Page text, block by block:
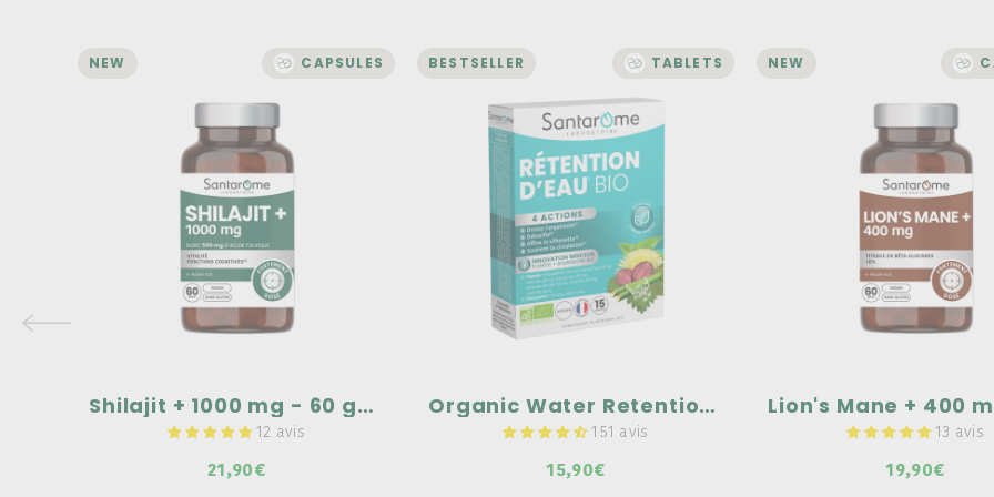
NEW CAPSULES
Shilajit + 1000 mg - 60 gélules
12 avis
21,90€
gélules
Fonction Cognitives
Fortement dosé
BESTSELLER TABLETS
Organic Water Retention - 15 tablets
151 avis
15,90€
Organic Water
Retention - 15 tablets
Give your legs a break!
4 actions on water retention: 1.
Drains, 2. Detoxifies, 3. Refines the
silhouette, and 4. Supports
circulation.
Formula composed of 6 organic
plants and 3 organic buds.
NEW
13 avis
19,90€
60 gélules
Titrage en Bêta-Glucanes
Associé au poivre noir
Fortement dosé